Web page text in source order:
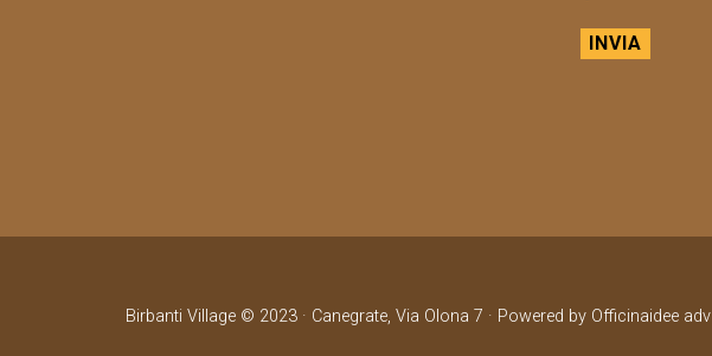
Birbanti Village © 2023 · Canegrate, Via Olona 7 · Powered by Officinaidee adv